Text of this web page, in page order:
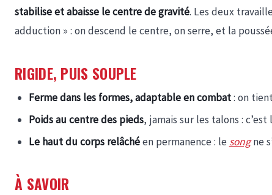
stabilise et abaisse le centre de gravité. Les deux
adduction » : on descend le centre, on serre, et la
RIGIDE, PUIS SOUPLE
Ferme dans les formes, adaptable en combat: on
Poids au centre des pieds, jamais sur les talons :
Le haut du corps relâchéen permanence : le songne
À SAVOIR